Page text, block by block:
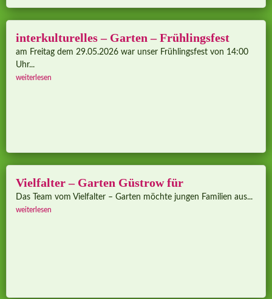
interkulturelles – Garten – Frühlingsfest
am Freitag dem 29.05.2026 war unser Frühlingsfest von 14:00
Uhr...
weiterlesen
Vielfalter – Garten Güstrow für
Das Team vom Vielfalter – Garten möchte jungen Familien aus...
weiterlesen